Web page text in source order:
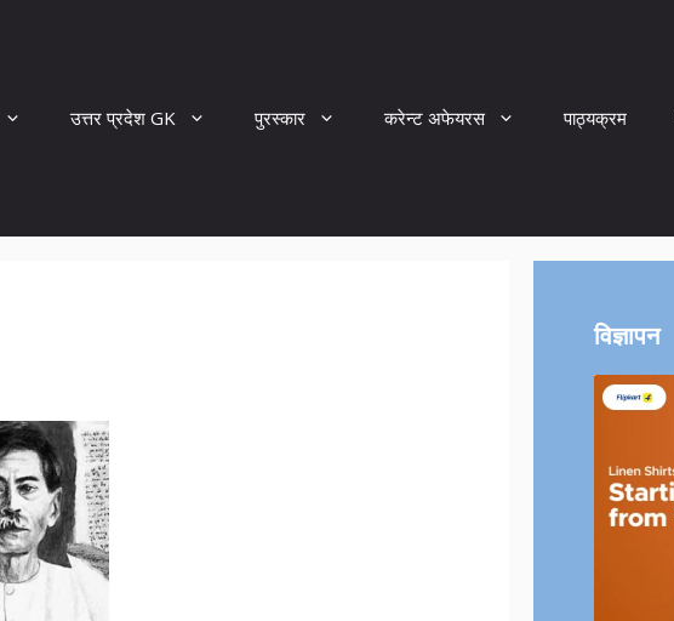
उत्तर प्रदेश GK पुरस्कार करेन्ट अफेयरस पाठ्यक्रम
विज्ञापन